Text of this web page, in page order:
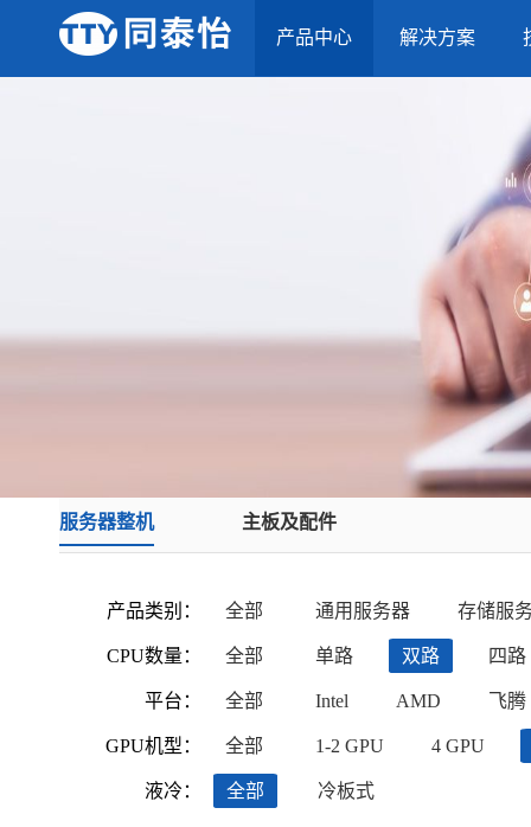
产品中心 解决方案
服务器整机 主板及配件
产品类别：
CPU数量：
平台：
GPU机型：
液冷：
全部 通用服务器 存储服
全部 单路 双路 四路
全部 Intel AMD 飞腾
全部 1-2 GPU 4 GPU
全部 冷板式